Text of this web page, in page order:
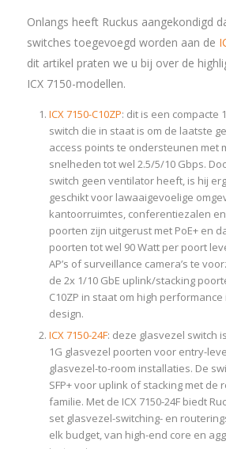
Onlangs heeft Ruckus aangekondigd
switches toegevoegd worden aan de
dit artikel praten we u bij over de
ICX 7150-modellen.
ICX 7150-C10ZP: dit is een compacte
switch die in staat is om de laatste
access points te ondersteunen met
snelheden tot wel 2.5/5/10 Gbps.
switch geen ventilator heeft, is hij
geschikt voor lawaaigevoelige
kantoorruimtes, conferentiezalen
poorten zijn uitgerust met PoE+ en
poorten tot wel 90 Watt per poort
AP’s of surveillance camera’s te
de 2x 1/10 GbE uplink/stacking
C10ZP in staat om high
design.
ICX 7150-24F: deze glasvezel switch
1G glasvezel poorten voor entry-
glasvezel-to-room installaties. De
SFP+ voor uplink of stacking met de
familie. Met de ICX 7150-24F biedt
set glasvezel-switching- en
elk budget, van high-end core en